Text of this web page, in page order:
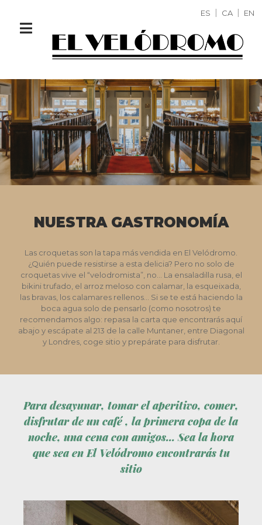
ES CA EN
NUESTRA GASTRONOMÍA
Las croquetas son la tapa más vendida en El Velódromo.
¿Quién puede resistirse a esta delicia? Pero no solo de
croquetas vive el “velodromista”, no… La ensaladilla rusa, el
bikini trufado, el arroz meloso con calamar, la esqueixada,
las bravas, los calamares rellenos… Si se te está haciendo la
boca agua solo de pensarlo (como nosotros) te
recomendamos algo: repasa la carta que encontrarás aquí
abajo y escápate al 213 de la calle Muntaner, entre Diagonal
y Londres, coge sitio y prepárate para disfrutar.
Para desayunar, tomar el aperitivo, comer,
disfrutar de un café , la primera copa de la
noche, una cena con amigos... Sea la hora
que sea en El Velódromo encontrarás tu
sitio